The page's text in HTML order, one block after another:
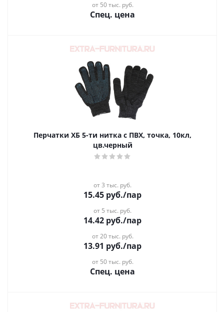
от 50 тыс. руб.
Спец. цена
Перчатки ХБ 5-ти нитка с ПВХ, точка, 10кл,
цв.черный
от 3 тыс. руб.
15.45 руб./пар
от 5 тыс. руб.
14.42 руб./пар
от 20 тыс. руб.
13.91 руб./пар
от 50 тыс. руб.
Спец. цена